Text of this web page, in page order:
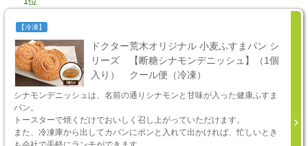
【冷凍】
ドクター荒木オリジナル 小麦ふすまパン シ
リーズ 【断糖シナモンデニッシュ】（1個
入り） クール便（冷凍）
シナモンデニッシュは、名前の通りシナモンと甘味が入った健康ふすま
パン。
トースターで焼くだけでおいしく召し上がっていただけます。
また、冷凍庫から出してカバンにポンと入れて出かければ、忙しいとき